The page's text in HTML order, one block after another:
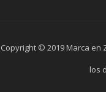
Copyright © 2019 Marca en
los